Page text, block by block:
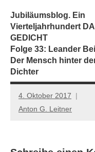
Jubiläumsblog. Ein
Vierteljahrhundert
GEDICHT
Folge 33: Leander
Der Mensch hinter
Dichter
4. Oktober 2017
Anton G. Leitner